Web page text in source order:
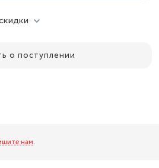
о поступлении
нам.